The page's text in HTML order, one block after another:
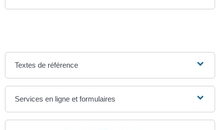
Textes de référence
Services en ligne et formulaires